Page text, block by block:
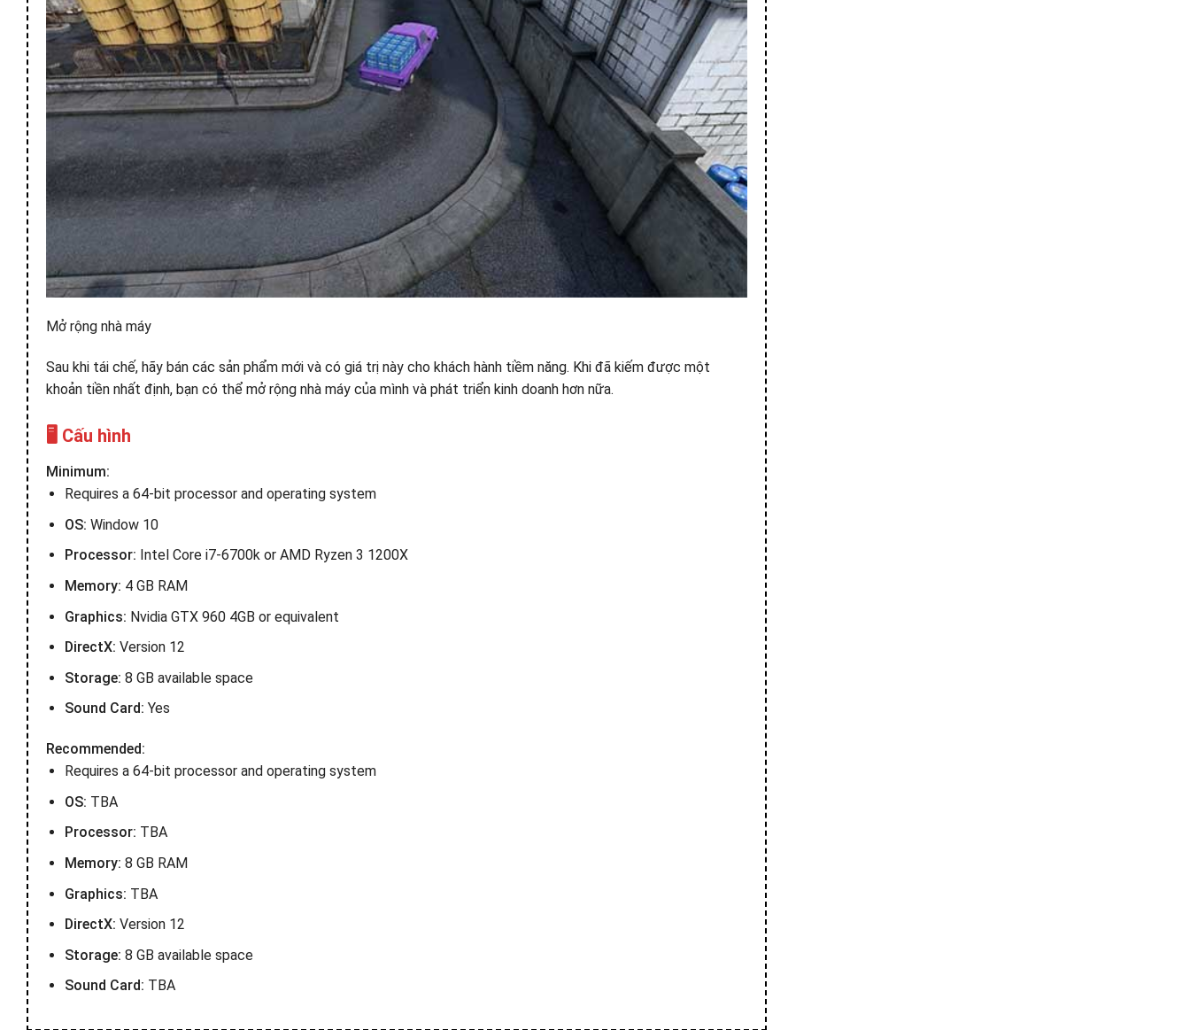
Mở rộng nhà máy
Sau khi tái chế, hãy bán các sản phẩm mới và có giá trị này cho khách hành tiềm năng. Khi đã kiếm được một
khoản tiền nhất định, bạn có thể mở rộng nhà máy của mình và phát triển kinh doanh hơn nữa.
🖥️ Cấu hình
Minimum:
Requires a 64-bit processor and operating system
OS: Window 10
Processor: Intel Core i7-6700k or AMD Ryzen 3 1200X
Memory: 4 GB RAM
Graphics: Nvidia GTX 960 4GB or equivalent
DirectX: Version 12
Storage: 8 GB available space
Sound Card: Yes
Recommended:
Requires a 64-bit processor and operating system
OS: TBA
Processor: TBA
Memory: 8 GB RAM
Graphics: TBA
DirectX: Version 12
Storage: 8 GB available space
Sound Card: TBA